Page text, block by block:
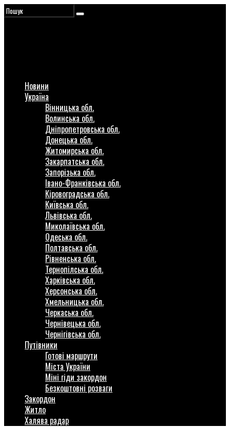
Новини
Україна
Вінницька обл.
Волинська обл.
Дніпропетровська обл.
Донецька обл.
Житомирська обл.
Закарпатська обл.
Запорізька обл.
Івано-Франківська обл.
Кіровоградська обл.
Київська обл.
Львівська обл.
Миколаївська обл.
Одеська обл.
Полтавська обл.
Рівненська обл.
Тернопілська обл.
Харківська обл.
Херсонська обл.
Хмельницька обл.
Черкаська обл.
Чернівецька обл.
Чернігівська обл.
Путівники
Готові маршрути
Міста України
Міні гіди закордон
Безкоштовні розваги
Закордон
Житло
Халява радар